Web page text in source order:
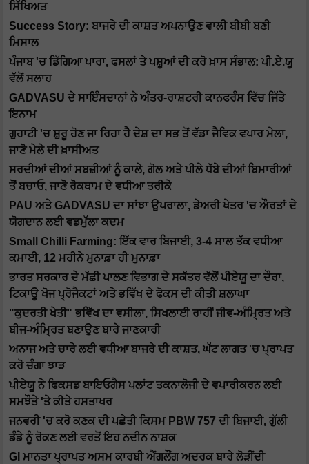
ਸਿੱਖਿਅਤ
Success Story: ਬਾਜਰੇ ਦੀ ਕਾਸ਼ਤ ਅਪਨਾਉਣ ਵਾਲੀ ਬੀਬੀ ਬਣੀ
ਮਿਸਾਲ
ਪੰਜਾਬ 'ਚ ਡਿੱਗਿਆ ਪਾਰਾ, ਫਸਲਾਂ ਤੇ ਪਸ਼ੂਆਂ ਦੀ ਕਰੋ ਖ਼ਾਸ ਸੰਭਾਲ: ਪੀ.ਏ.ਯੂ
ਵੱਲੋਂ ਸਲਾਹ
GADVASU ਦੇ ਸਾਇੰਸਦਾਨਾਂ ਨੇ ਅੰਤਰ-ਰਾਸ਼ਟਰੀ ਕਾਨਫਰੰਸ ਵਿੱਚ ਜਿੱਤੇ
ਇਨਾਮ
ਗੁਹਾਟੀ 'ਚ ਸ਼ੁਰੂ ਹੋਣ ਜਾ ਰਿਹਾ ਹੈ ਦੇਸ਼ ਦਾ ਸਭ ਤੋਂ ਵੱਡਾ ਜੈਵਿਕ ਵਪਾਰ ਮੇਲਾ,
ਜਾਣੋ ਮੇਲੇ ਦੀ ਖ਼ਾਸੀਅਤ
ਸਰਦੀਆਂ ਦੀਆਂ ਸਬਜ਼ੀਆਂ ਨੂੰ ਕਾਲੇ, ਗੋਲ ਅਤੇ ਪੀਲੇ ਧੱਬੇ ਦੀਆਂ ਬਿਮਾਰੀਆਂ
ਤੋਂ ਬਚਾਓ, ਜਾਣੋ ਰੋਕਥਾਮ ਦੇ ਵਧੀਆ ਤਰੀਕੇ
PAU ਅਤੇ GADVASU ਦਾ ਸਾਂਝਾ ਉਪਰਾਲਾ, ਡੇਅਰੀ ਖੇਤਰ 'ਚ ਔਰਤਾਂ ਦੇ
ਯੋਗਦਾਨ ਲਈ ਵਡਮੁੱਲਾ ਕਦਮ
Small Chilli Farming: ਇੱਕ ਵਾਰ ਬਿਜਾਈ, 3-4 ਸਾਲ ਤੱਕ ਵਧੀਆ
ਕਮਾਈ, 12 ਮਹੀਨੇ ਮੁਨਾਫ਼ਾ ਹੀ ਮੁਨਾਫ਼ਾ
ਭਾਰਤ ਸਰਕਾਰ ਦੇ ਮੱਛੀ ਪਾਲਣ ਵਿਭਾਗ ਦੇ ਸਕੱਤਰ ਵੱਲੋਂ ਪੀਏਯੂ ਦਾ ਦੌਰਾ,
ਟਿਕਾਊ ਖੋਜ ਪ੍ਰੋਜੈਕਟਾਂ ਅਤੇ ਭਵਿੱਖ ਦੇ ਫੋਕਸ ਦੀ ਕੀਤੀ ਸ਼ਲਾਘਾ
"ਕੁਦਰਤੀ ਖੇਤੀ" ਭਵਿੱਖ ਦਾ ਵਸੀਲਾ, ਸਿਖਲਾਈ ਰਾਹੀਂ ਜੀਵ-ਅੰਮ੍ਰਿਤ ਅਤੇ
ਬੀਜ-ਅੰਮ੍ਰਿਤ ਬਣਾਉਣ ਬਾਰੇ ਜਾਣਕਾਰੀ
ਅਨਾਜ ਅਤੇ ਚਾਰੇ ਲਈ ਵਧੀਆ ਬਾਜਰੇ ਦੀ ਕਾਸ਼ਤ, ਘੱਟ ਲਾਗਤ 'ਚ ਪ੍ਰਾਪਤ
ਕਰੋ ਚੰਗਾ ਝਾੜ
ਪੀਏਯੂ ਨੇ ਫਿਕਸਡ ਬਾਇਓਗੈਸ ਪਲਾਂਟ ਤਕਨਾਲੋਜੀ ਦੇ ਵਪਾਰੀਕਰਨ ਲਈ
ਸਮਝੌਤੇ 'ਤੇ ਕੀਤੇ ਹਸਤਾਖਰ
ਜਨਵਰੀ 'ਚ ਕਰੋ ਕਣਕ ਦੀ ਪਛੇਤੀ ਕਿਸਮ PBW 757 ਦੀ ਬਿਜਾਈ, ਗੁੱਲੀ
ਡੰਡੇ ਨੂੰ ਰੋਕਣ ਲਈ ਵਰਤੋਂ ਇਹ ਨਦੀਨ ਨਾਸ਼ਕ
GI ਮਾਨਤਾ ਪ੍ਰਾਪਤ ਅਸਮ ਕਾਰਬੀ ਐਂਗਲੌਂਗ ਅਦਰਕ ਬਾਰੇ ਲੋੜੀਂਦੀ